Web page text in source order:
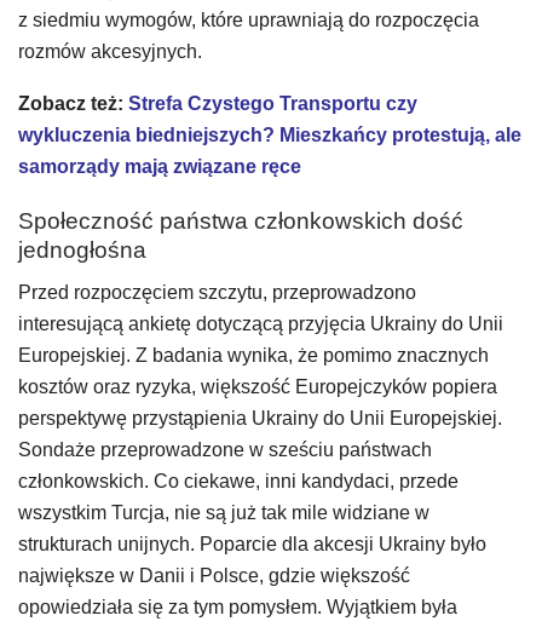
z siedmiu wymogów, które uprawniają do rozpoczęcia
rozmów akcesyjnych.
Zobacz też: Strefa Czystego Transportu czy
wykluczenia biedniejszych? Mieszkańcy protestują, ale
samorządy mają związane ręce
Społeczność państwa członkowskich dość
jednogłośna
Przed rozpoczęciem szczytu, przeprowadzono
interesującą ankietę dotyczącą przyjęcia Ukrainy do Unii
Europejskiej. Z badania wynika, że pomimo znacznych
kosztów oraz ryzyka, ​​większość Europejczyków popiera
perspektywę przystąpienia Ukrainy do Unii Europejskiej.
Sondaże przeprowadzone w sześciu państwach
członkowskich. Co ciekawe, inni kandydaci, przede
wszystkim Turcja, nie są już tak mile widziane w
strukturach unijnych. Poparcie dla akcesji Ukrainy było
największe w Danii i Polsce, gdzie większość
opowiedziała się za tym pomysłem. Wyjątkiem była